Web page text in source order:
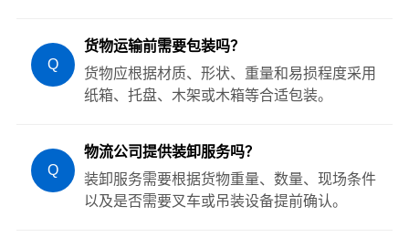
Q
货物运输前需要包装吗？
货物应根据材质、形状、重量和易损程度采用
纸箱、托盘、木架或木箱等合适包装。
Q
物流公司提供装卸服务吗？
装卸服务需要根据货物重量、数量、现场条件
以及是否需要叉车或吊装设备提前确认。